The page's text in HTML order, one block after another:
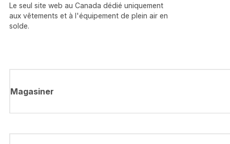
Le seul site web au Canada dédié uniquement
aux vêtements et à l'équipement de plein air en
solde.
Magasiner